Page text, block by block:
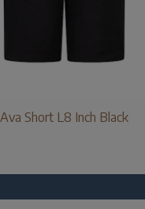
Ava Short L8 Inch Black